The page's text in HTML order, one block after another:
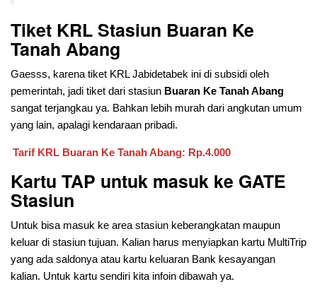
Tiket KRL Stasiun Buaran Ke
Tanah Abang
Gaesss, karena tiket KRL Jabidetabek ini di subsidi oleh
pemerintah, jadi tiket dari stasiun Buaran Ke Tanah Abang
sangat terjangkau ya. Bahkan lebih murah dari angkutan umum
yang lain, apalagi kendaraan pribadi.
Tarif KRL Buaran Ke Tanah Abang: Rp.4.000
Kartu TAP untuk masuk ke GATE
Stasiun
Untuk bisa masuk ke area stasiun keberangkatan maupun
keluar di stasiun tujuan. Kalian harus menyiapkan kartu MultiTrip
yang ada saldonya atau kartu keluaran Bank kesayangan
kalian. Untuk kartu sendiri kita infoin dibawah ya.